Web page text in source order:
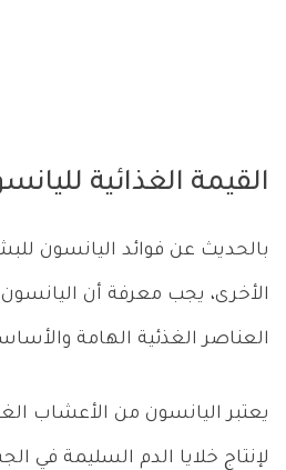
القيمة الغذائية
بالحديث عن فوائد اليانسون
الأخرى، يجب معرفة أن
العناصر الغذئية الهامة
يعتبر اليانسون من الأعشاب
لإنتاج خلايا الدم السليمة في